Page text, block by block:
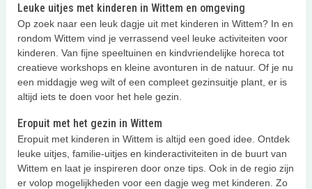
Leuke uitjes met kinderen in Wittem en omgeving
Op zoek naar een leuk dagje uit met kinderen in Wittem? In en
rondom Wittem vind je verrassend veel leuke activiteiten voor
kinderen. Van fijne speeltuinen en kindvriendelijke horeca tot
creatieve workshops en kleine avonturen in de natuur. Of je nu
een middagje weg wilt of een compleet gezinsuitje plant, er is
altijd iets te doen voor het hele gezin.
Eropuit met het gezin in Wittem
Eropuit met kinderen in Wittem is altijd een goed idee. Ontdek
leuke uitjes, familie-uitjes en kinderactiviteiten in de buurt van
Wittem en laat je inspireren door onze tips. Ook in de regio zijn
er volop mogelijkheden voor een dagje weg met kinderen. Zo